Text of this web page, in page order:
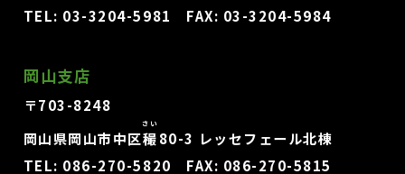
TEL: 03-3204-5981 FAX: 03-3204-5984
岡山支店
〒703-8248
岡山県岡山市中区穝
さい
80-3 レッセフェール北棟
TEL: 086-270-5820 FAX: 086-270-5815